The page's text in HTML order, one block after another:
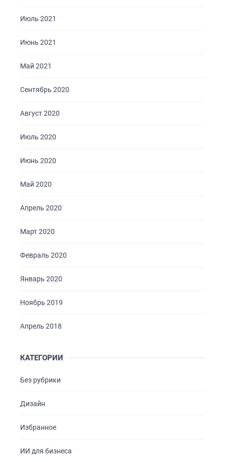
Июль 2021
Июнь 2021
Май 2021
Сентябрь 2020
Август 2020
Июль 2020
Июнь 2020
Май 2020
Апрель 2020
Март 2020
Февраль 2020
Январь 2020
Ноябрь 2019
Апрель 2018
КАТЕГОРИИ
Без рубрики
Дизайн
Избранное
ИИ для бизнеса